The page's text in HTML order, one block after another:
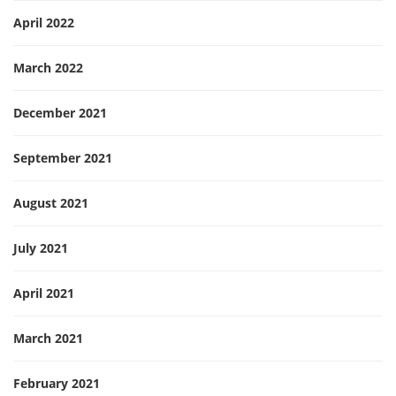
April 2022
March 2022
December 2021
September 2021
August 2021
July 2021
April 2021
March 2021
February 2021